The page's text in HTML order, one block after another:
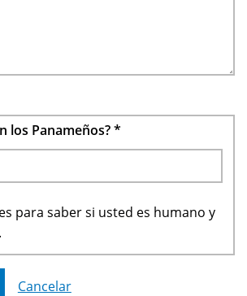
los Panameños?*
para saber si usted es humano y
Cancelar